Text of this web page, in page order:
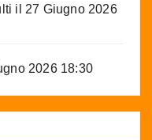
il 27 Giugno 2026
2026 18:30